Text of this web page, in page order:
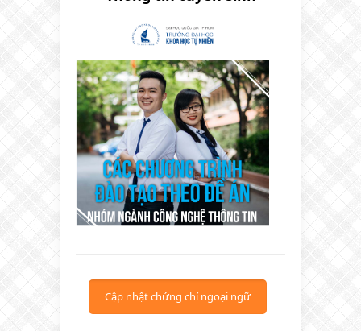
Cập nhật chứng chỉ ngoại ngữ